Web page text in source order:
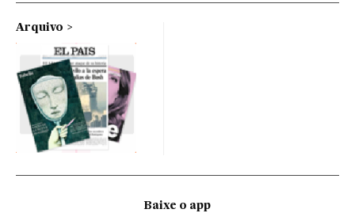
Arquivo
Baixe o app